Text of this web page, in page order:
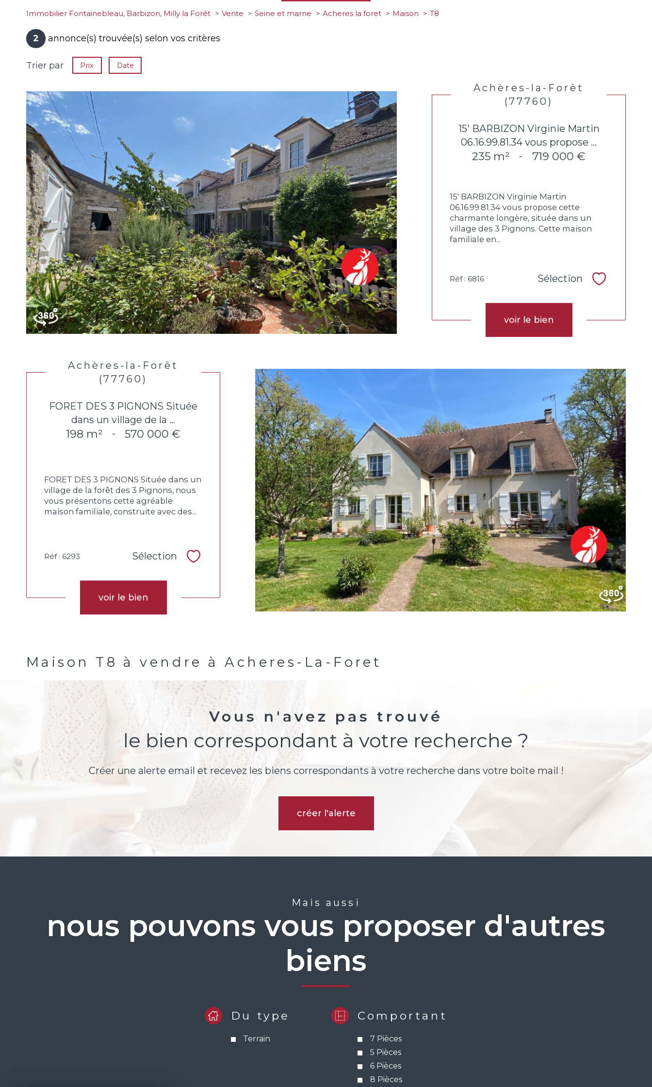
Immobilier Fontainebleau, Barbizon, Milly la Forêt Vente Seine et marne Acheres la foret Maison t8
2 annonce(s) trouvée(s) selon vos critères
Trier par Prix Date
Achères-la-Forêt
(77760)
15' BARBIZON Virginie Martin
06.16.99.81.34 vous propose ...
235 m² - 719 000 €
15' BARBIZON Virginie Martin
06.16.99.81.34 vous propose cette
charmante longère, située dans un
village des 3 Pignons. Cette maison
familiale en...
Réf : 6816 Sélection
voir le bien
Achères-la-Forêt
(77760)
FORET DES 3 PIGNONS Située
dans un village de la ...
198 m² - 570 000 €
FORET DES 3 PIGNONS Située dans un
village de la forêt des 3 Pignons, nous
vous présentons cette agréable
maison familiale, construite avec des...
Réf : 6293 Sélection Sélectionner
voir le bien
Maison T8 à vendre à Acheres-La-Foret
Vous n'avez pas trouvé
le bien correspondant à votre recherche ?
Créer une alerte email et recevez les biens correspondants à votre recherche dans votre boîte mail !
créer l'alerte
Mais aussi
nous pouvons vous proposer d'autres
biens
Du type
Terrain
Comportant
7 Pièces
5 Pièces
6 Pièces
8 Pièces